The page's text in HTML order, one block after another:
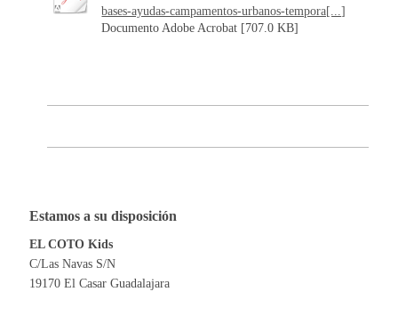
bases-ayudas-campamentos-urbanos-tempora[...]
Documento Adobe Acrobat [707.0 KB]
Estamos a su disposición
EL COTO Kids
C/Las Navas S/N
19170 El Casar Guadalajara